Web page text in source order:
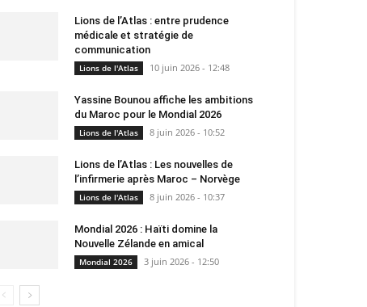
Lions de l’Atlas : entre prudence
médicale et stratégie de
communication
Lions de l'Atlas 10 juin 2026 - 12:48
Yassine Bounou affiche les ambitions
du Maroc pour le Mondial 2026
Lions de l'Atlas 8 juin 2026 - 10:52
Lions de l’Atlas : Les nouvelles de
l’infirmerie après Maroc – Norvège
Lions de l'Atlas 8 juin 2026 - 10:37
Mondial 2026 : Haïti domine la
Nouvelle Zélande en amical
Mondial 2026 3 juin 2026 - 12:50